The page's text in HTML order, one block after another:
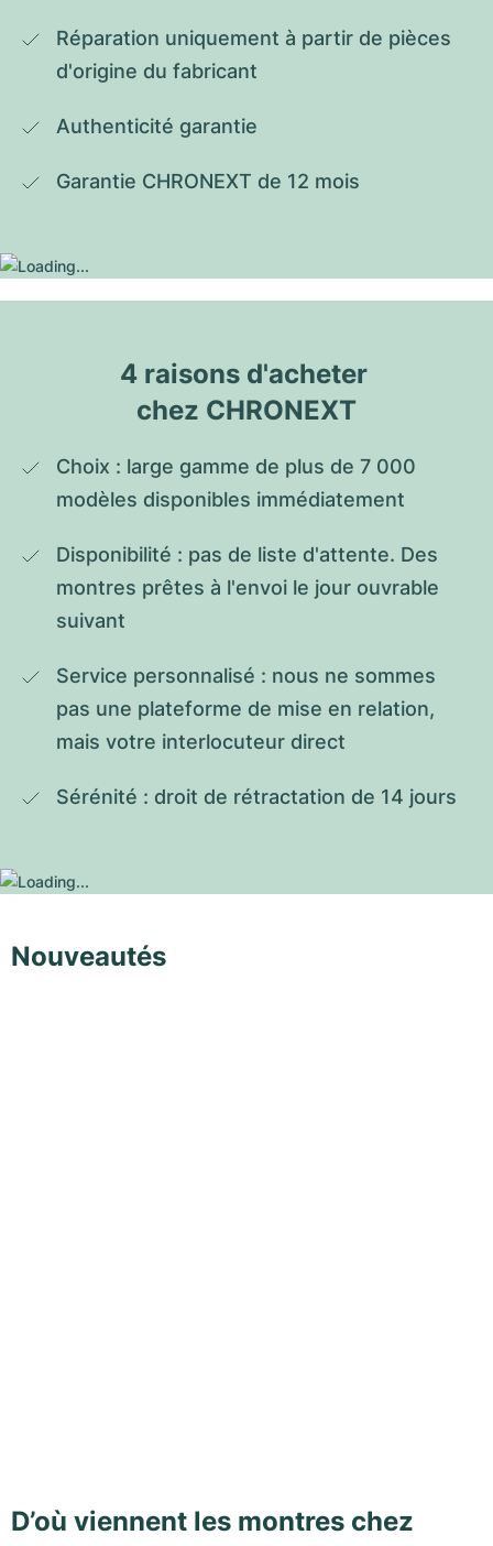
Réparation uniquement à partir de pièces
d'origine du fabricant
Authenticité garantie
Garantie CHRONEXT de 12 mois
4 raisons d'acheter
chez CHRONEXT
Choix : large gamme de plus de 7 000
modèles disponibles immédiatement
Disponibilité : pas de liste d'attente. Des
montres prêtes à l'envoi le jour ouvrable
suivant
Service personnalisé : nous ne sommes
pas une plateforme de mise en relation,
mais votre interlocuteur direct
Sérénité : droit de rétractation de 14 jours
Nouveautés
D’où viennent les montres chez